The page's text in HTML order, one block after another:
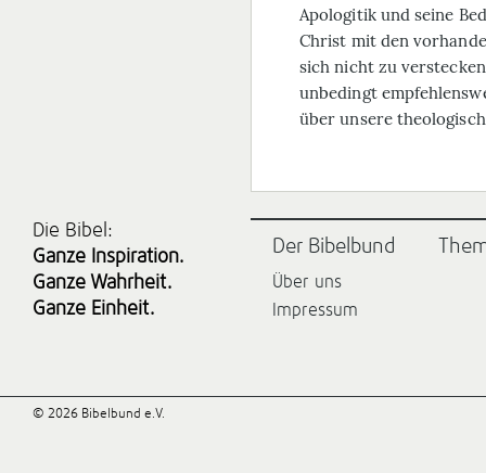
Apologitik und seine
Christ mit den
sich nicht zu
unbedingt
über unsere
Die Bibel:
Ganze Inspiration.
Ganze Wahrheit.
Ganze Einheit.
Der Bibelbund
Über uns
Impressum
© 2026 Bibelbund e.V.